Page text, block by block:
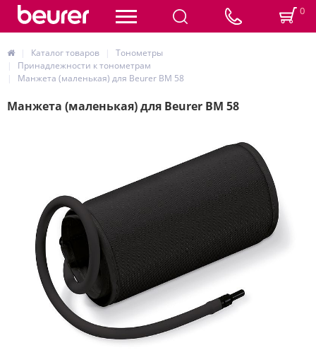
0
Каталог товаров
Тонометры
Принадлежности к тонометрам
Манжета (маленькая) для Beurer BM 58
Манжета (маленькая) для Beurer BM 58